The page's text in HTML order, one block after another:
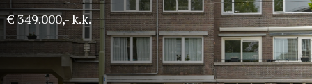
€ 349.000,- k.k.